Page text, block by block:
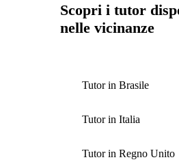
Scopri i tutor
nelle vicinanze
Tutor in Brasile
Tutor in Italia
Tutor in Regno Unito